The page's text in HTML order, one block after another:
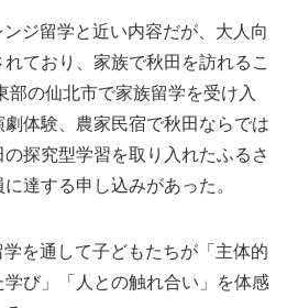
ジ留学と近い内容だが、大人向
ており、家族で秋田を訪れるこ
部の仙北市で家族留学を受け入
体験、農家民宿で秋田ならでは
探究型学習を取り入れたふるさ
達する申し込みがあった。
を通して子どもたちが「主体的
び」「人との触れ合い」を体感